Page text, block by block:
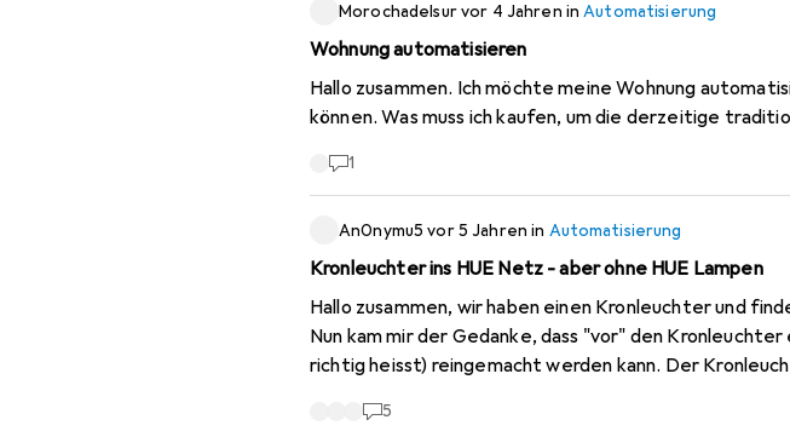
Morochadelsurvor 4 Jahren inAutomatisierung
Wohnung automatisieren
Hallo zusammen. Ich möchte meine Wohnung
können. Was muss ich kaufen, um die derzeitige
1
An0nymu5 vor 5 Jahren in Automatisierung
Kronleuchter ins HUE Netz - aber ohne HUE Lampen
Hallo zusammen, wir haben einen Kronleuchter und finden die passenden HUE Lampen daran nicht wirklich sehr schön.
Nun kam mir der Gedanke, dass "vor" den
richtig heisst) reingemacht werden kann. Der Kronleuchter sollte schlussendlich dimmbar sein und sich im HUE Netz als
Hab das Teil hier gefunden (aber eben keine Ahnung ob
5